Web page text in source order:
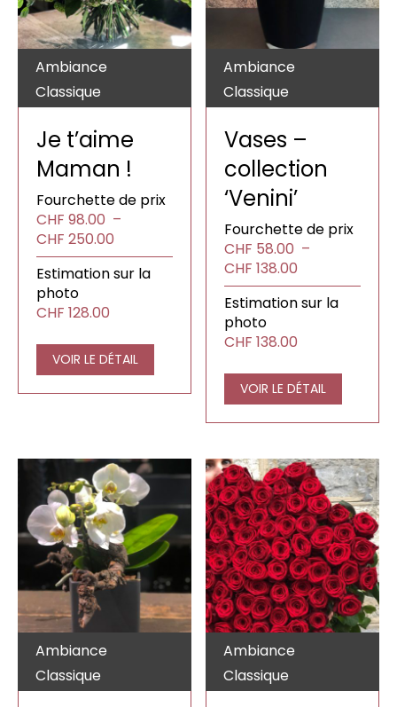
Ambiance
Classique
Je t’aime
Maman !
Fourchette de prix
CHF 98.00 –
CHF 250.00
de
prix :
Estimation sur la
photo
CHF 128.00
VOIR LE DÉTAIL
Ambiance
Classique
Vases –
collection
‘Venini’
Fourchette de prix
CHF 58.00 –
CHF 138.00
de
prix :
Estimation sur la
photo
CHF 138.00
VOIR LE DÉTAIL
Ambiance
Classique
Ambiance
Classique